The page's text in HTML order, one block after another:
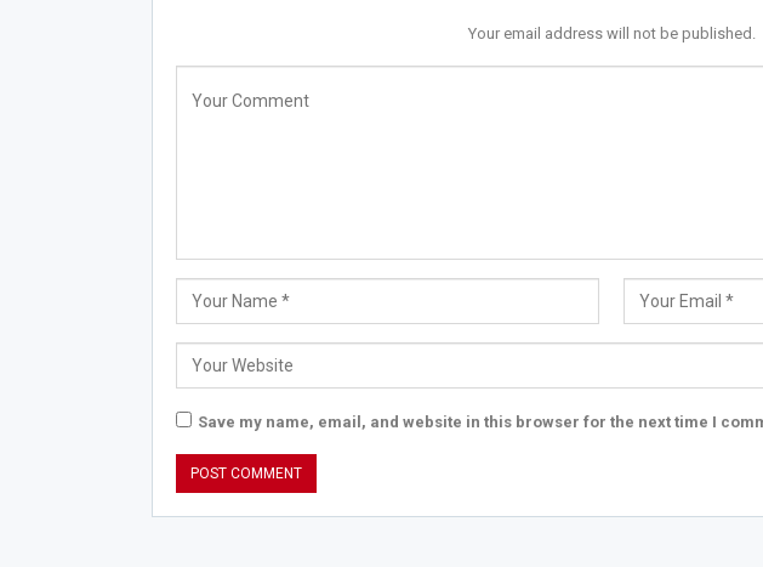
Your email address will not be published.
Save my name, email, and website in this browser for the next time I